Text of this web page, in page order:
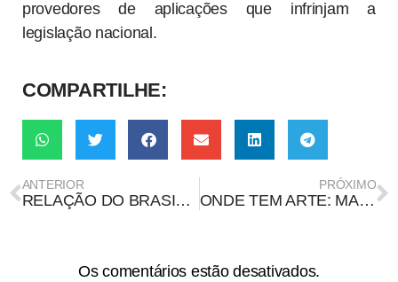
provedores de aplicações que infrinjam a
legislação nacional.
COMPARTILHE:
ANTERIOR
RELAÇÃO DO BRASIL COM AGÊNCIAS DA ONU É ALVO DE DESINFORMAÇÃO NAS REDES
PRÓXIMO
ONDE TEM ARTE: MAPEANDO TERRITÓRIOS AFETIVOS
Os comentários estão desativados.